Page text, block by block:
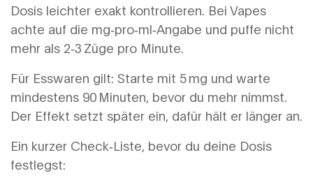
Dosis leichter exakt kontrollieren. Bei Vapes
achte auf die mg‑pro‑ml‑Angabe und puffe nicht
mehr als 2‑3 Züge pro Minute.
Für Esswaren gilt: Starte mit 5 mg und warte
mindestens 90 Minuten, bevor du mehr nimmst.
Der Effekt setzt später ein, dafür hält er länger an.
Ein kurzer Check‑Liste, bevor du deine Dosis
festlegst: